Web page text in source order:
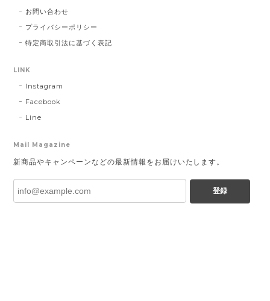
お問い合わせ
プライバシーポリシー
特定商取引法に基づく表記
LINK
Instagram
Facebook
Line
Mail Magazine
新商品やキャンペーンなどの最新情報をお届けいたします。
登録